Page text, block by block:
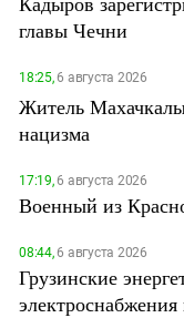
главы Чечни
18:25,6 августа 2026
Житель
нацизма
17:19,6 августа 2026
Военный из
08:44,6 августа 2026
Грузинские
электроснабжения